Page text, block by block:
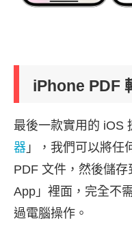
iPhone PDF
最後一款實用的 iOS
器 」，我們可以將任
PDF 文件，然後儲
App」裡面，完全不
過電腦操作。